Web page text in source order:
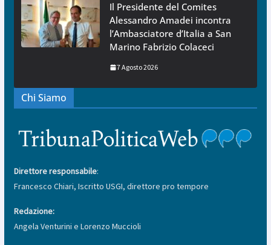
Il Presidente del Comites
Alessandro Amadei incontra
l’Ambasciatore d’Italia a San
Marino Fabrizio Colaceci
7 Agosto 2026
Chi Siamo
Direttore responsabile:
Francesco Chiari, Iscritto USGI, direttore pro tempore
Redazione:
Angela Venturini e Lorenzo Muccioli